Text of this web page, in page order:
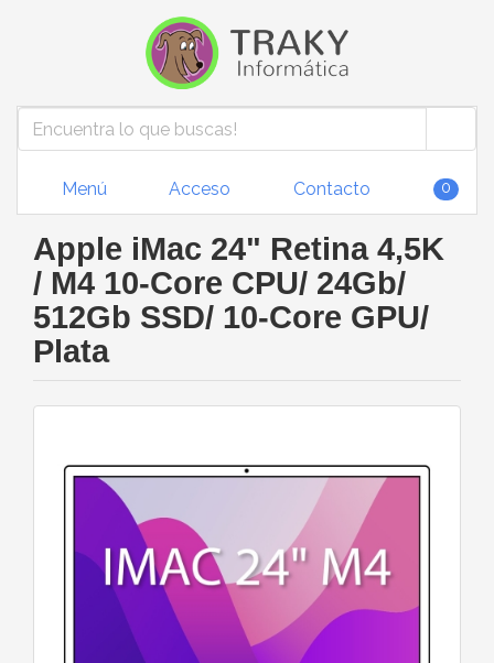
Menú Acceso Contacto 0
Apple iMac 24" Retina 4,5K
/ M4 10-Core CPU/ 24Gb/
512Gb SSD/ 10-Core GPU/
Plata